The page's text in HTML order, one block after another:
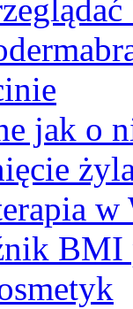
jak o
w
BMI